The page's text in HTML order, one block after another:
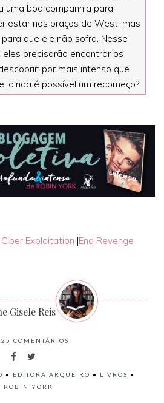
uma boa companhia para
estar nos braços de West, mas
que ele não sofra. Nesse
precisarão encontrar os
por mais intenso que
ainda é possível um recomeço?
Ciber Exploitation |End Revenge
Gisele Reis
25 COMENTÁRIOS
• EDITORA ARQUEIRO • LIVROS •
ROBIN YORK